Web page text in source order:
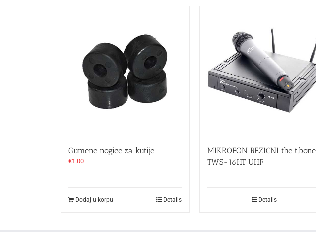
Gumene nogice za kutije
€1.00
Dodaj u korpu Details
MIKROFON BEZICNI the t.bone
TWS-16HT UHF
Details